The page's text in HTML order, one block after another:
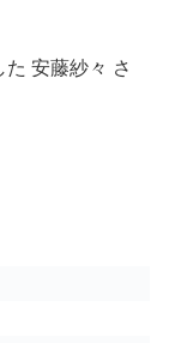
安藤紗々 さ